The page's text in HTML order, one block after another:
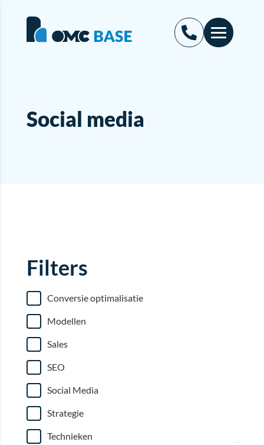
Social media
Filters
Conversie optimalisatie
Modellen
Sales
SEO
Social Media
Strategie
Technieken